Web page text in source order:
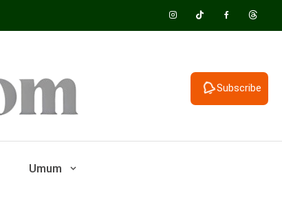
Subscribe
Umum